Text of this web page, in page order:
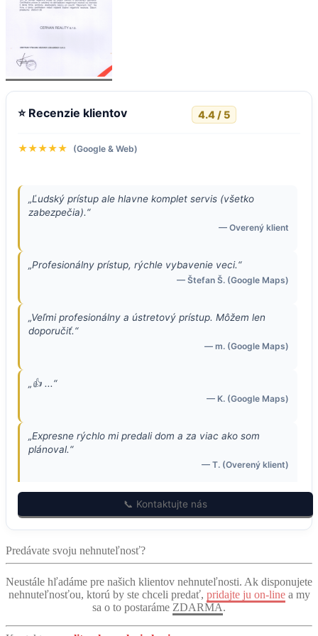
⭐ Recenzie klientov 4.4 / 5
★★★★★ (Google & Web)
„Ľudský prístup ale hlavne komplet servis (všetko
zabezpečia).“
— Overený klient
„Profesionálny prístup, rýchle vybavenie veci.“
— Štefan Š. (Google Maps)
„Veľmi profesionálny a ústretový prístup. Môžem len
doporučiť.“
— m. (Google Maps)
„👍 ...“
— K. (Google Maps)
„Expresne rýchlo mi predali dom a za viac ako som
plánoval.“
— T. (Overený klient)
„Predávajú mi 2 byty v Košiciach, nakoľko ja na to
nemám čas. Veľká vďaka.“
— S. (Overený klient)
ich služby. Odporúčam.“
— J. (Overený klient)
📞 Kontaktujte nás
Predávate svoju nehnuteľnosť?
Neustále hľadáme pre našich klientov nehnuteľnosti. Ak disponujete
nehnuteľnosťou, ktorú by ste chceli predať, pridajte ju on-linea my
sa o to postaráme ZDARMA.